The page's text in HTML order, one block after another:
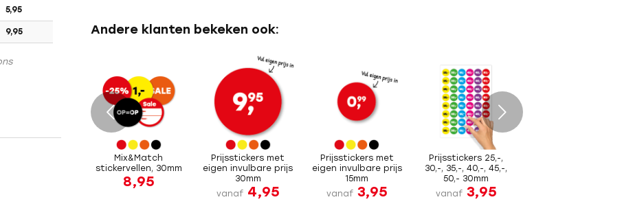
5,95
9,95 Andere klanten bekeken ook:
Mix&Match
stickervellen, 30mm
8,95
Prijsstickers met
eigen invulbare prijs
30mm
vanaf 4,95
Prijsstickers met
eigen invulbare prijs
15mm
vanaf 3,95
Prijsstickers 25,-,
30,-, 35,-, 40,-, 45,-,
50,- 30mm
vanaf 3,95
Volgende